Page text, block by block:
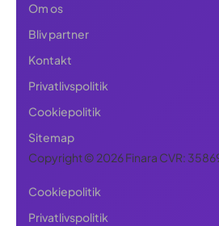
Om os
Bliv partner
Kontakt
Privatlivspolitik
Cookiepolitik
Sitemap
Copyright © 2026 Finara CVR:
Cookiepolitik
Privatlivspolitik